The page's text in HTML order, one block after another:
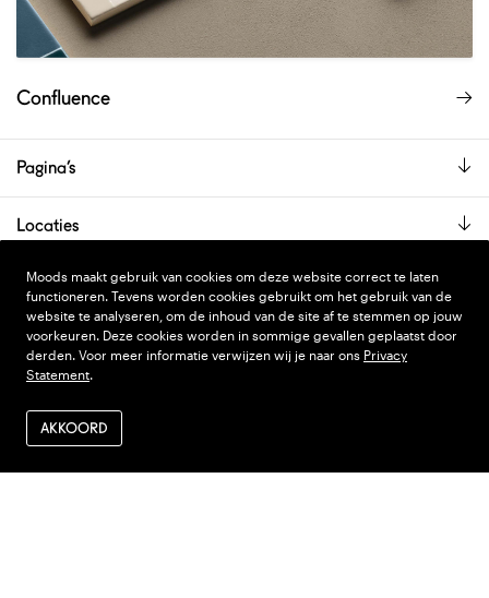
Confluence
Pagina’s
Locaties
De showroom is alleen op afspraak geopend.
PRIVACY STATEMENT
ALGEMENE VOORWAARDEN
VERZENDEN EN RETOUR
DESIGN WONDERLAND
Moods maakt gebruik van cookies om deze website correct te laten
functioneren. Tevens worden cookies gebruikt om het gebruik van de
website te analyseren, om de inhoud van de site af te stemmen op jouw
voorkeuren. Deze cookies worden in sommige gevallen geplaatst door
derden. Voor meer informatie verwijzen wij je naar ons Privacy
Statement.
AKKOORD